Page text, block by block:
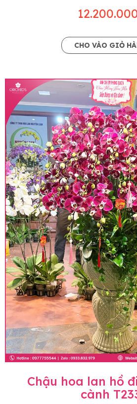
CHO VÀO GIỎ
Chậu hoa lan hồ
cành